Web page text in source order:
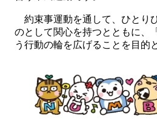
約束事運動を通して、ひとり
のとして関心を持つとともに、
う行動の輪を広げることを目的